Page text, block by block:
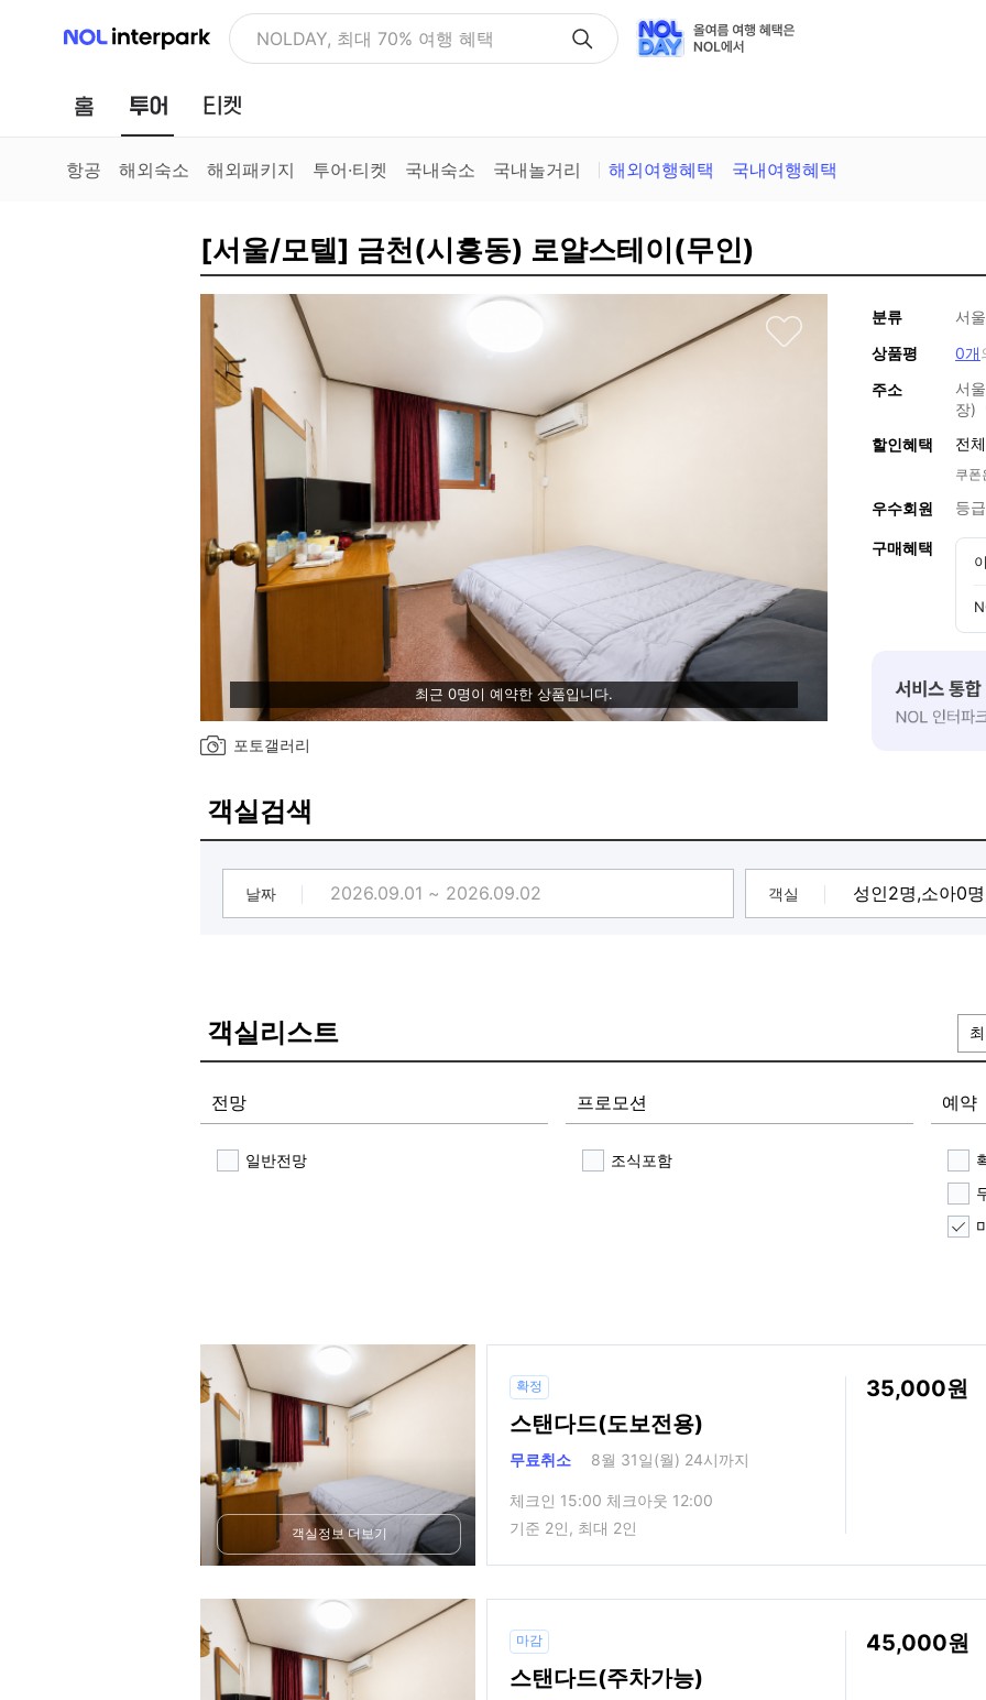
NOL 인터파크 NOLDAY, 최대 70% 여행 혜택
홈 투어
항공 해외숙소 해외패키지 투어·티켓 국내숙소 국내놀거리 해외여행혜택 국내여행혜택
[서울/모텔] 금천(시흥동) 로얄스테이(무인)
최근 0명이 예약한 상품입니다.
포토갤러리
분류
서
상품평
0개
주소
서
장)
할인혜택 전
쿠폰
우수회원 등
구매혜택
객실검색
날짜 객실
객실리스트
전망
일반전망
프로모션
조식포함
예약
객실정보 더보기
확정
스탠다드(도보전용)
무료취소 8월 31일(월) 24시까지
체크인 15:00 체크아웃 12:00
기준 2인, 최대 2인
35,000
마감
스탠다드(주차가능)
45,000